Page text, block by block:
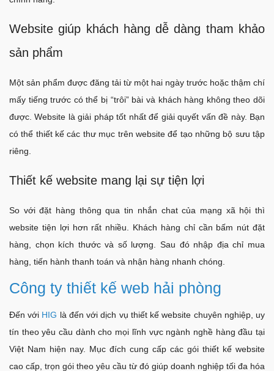
Website giúp khách hàng dễ dàng tham khảo
sản phẩm
Một sản phẩm được đăng tải từ một hai ngày trước hoặc thậm chí
mấy tiếng trước có thể bị “trôi” bài và khách hàng không theo dõi
được. Website là giải pháp tốt nhất để giải quyết vấn đề này. Bạn
có thể thiết kế các thư mục trên website để tạo những bộ sưu tập
riêng.
Thiết kế website mang lại sự tiện lợi
So với đặt hàng thông qua tin nhắn chat của mạng xã hội thì
website tiện lợi hơn rất nhiều. Khách hàng chỉ cần bấm nút đặt
hàng, chọn kích thước và số lượng. Sau đó nhập địa chỉ mua
hàng, tiến hành thanh toán và nhận hàng nhanh chóng.
Công ty thiết kế web hải phòng
Đến với HIG là đến với dịch vụ thiết kế website chuyên nghiệp, uy
tín theo yêu cầu dành cho mọi lĩnh vực ngành nghề hàng đầu tại
Việt Nam hiện nay. Mục đích cung cấp các gói thiết kế website
cao cấp, trọn gói theo yêu cầu từ đó giúp doanh nghiệp tối đa hóa